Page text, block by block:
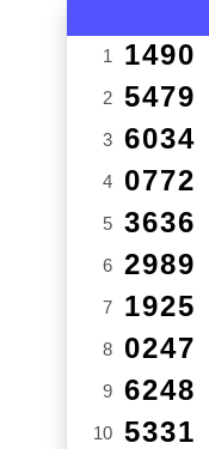
1 1490
2 5479
3 6034
4 0772
5 3636
6 2989
7 1925
8 0247
9 6248
10 5331